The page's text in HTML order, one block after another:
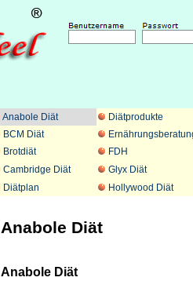
Anabole Diät
Diätprodukte
BCM Diät
Brotdiät
FDH
Cambridge Diät
Glyx Diät
Diätplan
Hollywood Diät
Anabole Diät
Anabole Diät